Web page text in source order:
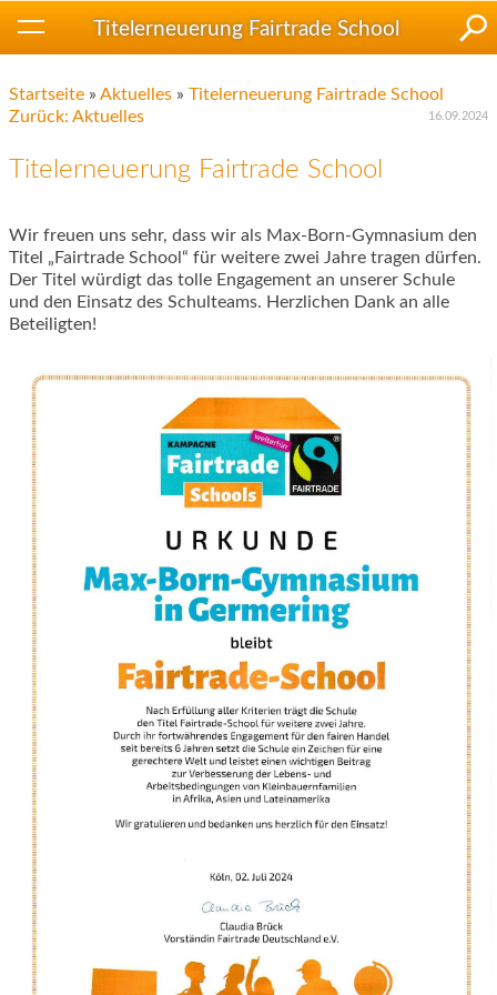
Titelerneuerung Fairtrade School
Startseite » Aktuelles » Titelerneuerung Fairtrade School
Zurück: Aktuelles
16.09.2024
Titelerneuerung Fairtrade School
Wir freuen uns sehr, dass wir als Max-Born-Gymnasium den
Titel „Fairtrade School“ für weitere zwei Jahre tragen dürfen.
Der Titel würdigt das tolle Engagement an unserer Schule
und den Einsatz des Schulteams. Herzlichen Dank an alle
Beteiligten!